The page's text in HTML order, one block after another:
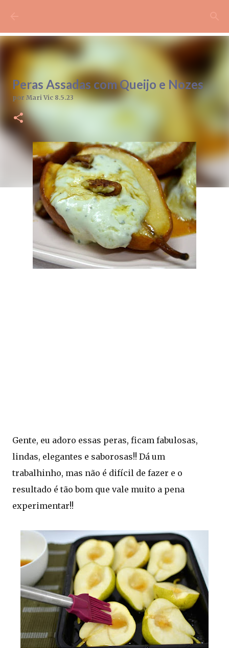
Peras Assadas com Queijo e Nozes
por Mari Vic 8.5.23
Gente, eu adoro essas peras, ficam fabulosas,
lindas, elegantes e saborosas!! Dá um
trabalhinho, mas não é difícil de fazer e o
resultado é tão bom que vale muito a pena
experimentar!!